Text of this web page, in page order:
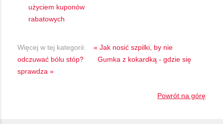
użyciem kuponów
rabatowych
Więcej w tej kategorii:
« Jak nosić szpilki, by nie
odczuwać bólu stóp?
Gumka z kokardką - gdzie się
sprawdza »
Powrót na górę